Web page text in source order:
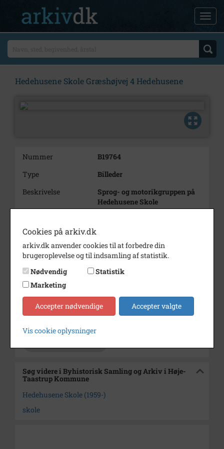
Hedehusene Skole Græshøjvej 4 Hedehusene
Nummer
B19764
Type
Billeder
Beskrivelse
Sprog- og motorikgruppen på
Hedehusene Skole
Græshøjvej 4
Dateringsnote
15. August 1996
Fotograf
Michael Wimmelmann.
Arkiv
Byhistorisk Samling og Arkiv i
Søg videre i Byhistorisk Samling og Arkiv i Høje-
Taastrup Kommune
Hedehusene Skole (1959-)
skole
Cookies på arkiv.dk
arkiv.dk anvender cookies til at forbedre din
brugeroplevelse og til indsamling af statistik.
Nødvendig
Statistik
Marketing
Accepter nødvendige Accepter valgte
Vis cookie oplysninger